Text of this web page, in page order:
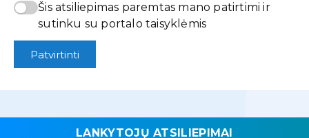
Šis atsiliepimas paremtas mano patirtimi ir
sutinku su portalo taisyklėmis
Patvirtinti
LANKYTOJŲ ATSILIEPIMAI